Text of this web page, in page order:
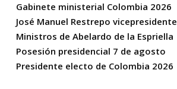
Gabinete ministerial Colombia 2026
José Manuel Restrepo vicepresidente
Ministros de Abelardo de la Espriella
Posesión presidencial 7 de agosto
Presidente electo de Colombia 2026